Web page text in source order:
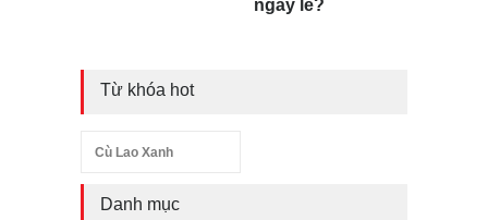
ngày lễ?
Từ khóa hot
Cù Lao Xanh
Danh mục